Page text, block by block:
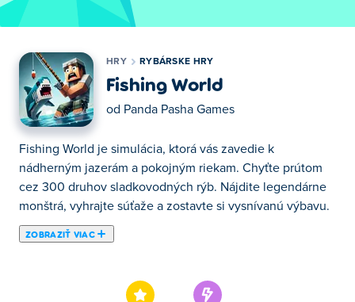
HRY RYBÁRSKE HRY
Fishing World
od Panda Pasha Games
Fishing World je simulácia, ktorá vás zavedie k
nádherným jazerám a pokojným riekam. Chyťte prútom
cez 300 druhov sladkovodných rýb. Nájdite legendárne
monštrá, vyhrajte súťaže a zostavte si vysnívanú výbavu.
ZOBRAZIŤ VIAC
vylepšite si výstroj, aby ste sa stali najlepším rybárom.